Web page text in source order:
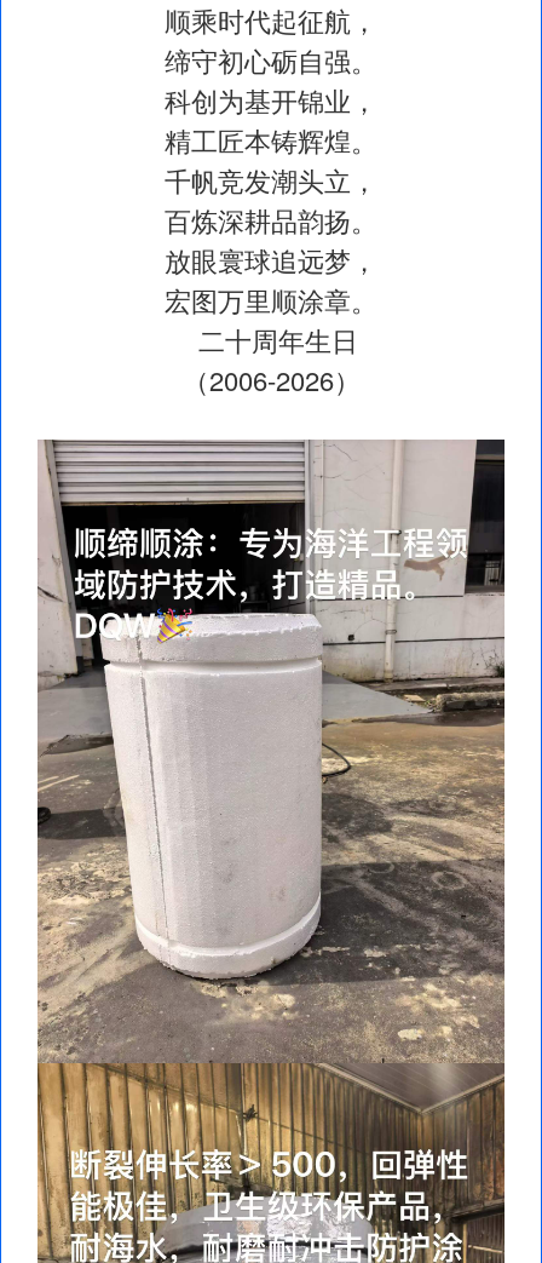
顺乘时代起征航，
缔守初心砺自强。
科创为基开锦业，
精工匠本铸辉煌。
千帆竞发潮头立，
百炼深耕品韵扬。
放眼寰球追远梦，
宏图万里顺涂章。
二十周年生日
（2006-2026）